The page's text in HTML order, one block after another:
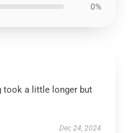
0%
took a little longer but
Dec 24, 2024